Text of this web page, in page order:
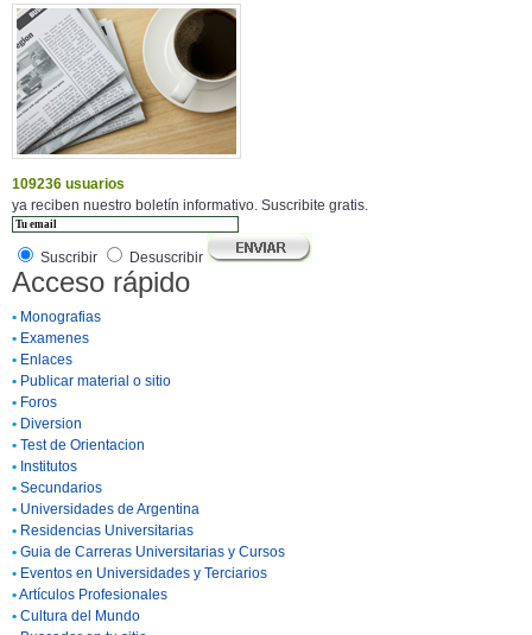
109236 usuarios
ya reciben nuestro boletín informativo. Suscribite gratis.
Suscribir Desuscribir
Acceso rápido
• Monografias
• Examenes
• Enlaces
• Publicar material o sitio
• Foros
• Diversion
• Test de Orientacion
• Institutos
• Secundarios
• Universidades de Argentina
• Residencias Universitarias
• Guia de Carreras Universitarias y Cursos
• Eventos en Universidades y Terciarios
•Artículos Profesionales
• Cultura del Mundo